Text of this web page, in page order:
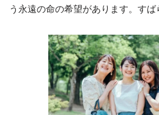
う永遠の命の希望があります。すば